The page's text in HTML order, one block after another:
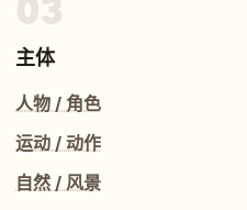
主体
人物 / 角色
运动 / 动作
自然 / 风景